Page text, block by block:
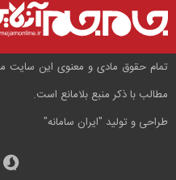
تمام حقوق مادی و معنوی این سایت
مطالب با ذکر منبع بلامانع است.
طراحی و تولید "ایران سامانه"